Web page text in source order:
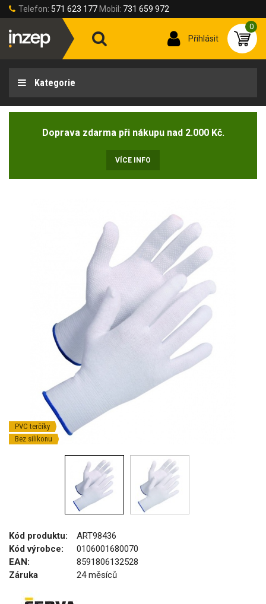
Telefon: 571 623 177 Mobil: 731 659 972
Přihlásit
0
Kategorie
Doprava zdarma při nákupu nad 2.000 Kč.
VÍCE INFO
PVC terčíky
Bez silikonu
Kód produktu:
ART98436
Kód výrobce:
0106001680070
EAN:
8591806132528
Záruka
24 měsíců